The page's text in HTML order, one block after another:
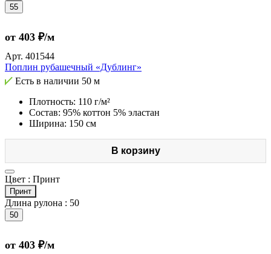
55
от 403 ₽/м
Арт. 401544
Поплин рубашечный «Дублинг»
Есть в наличии 50 м
Плотность: 110 г/м²
Состав: 95% коттон 5% эластан
Ширина: 150 см
В корзину
Цвет : Принт
Принт
Длина рулона : 50
50
от 403 ₽/м